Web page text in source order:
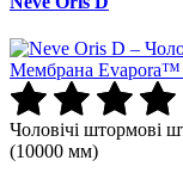
Чоловічі штормові
(10000 мм)